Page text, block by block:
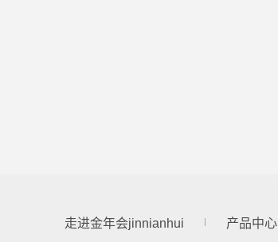
走进金年会jinnianhui 产品中心